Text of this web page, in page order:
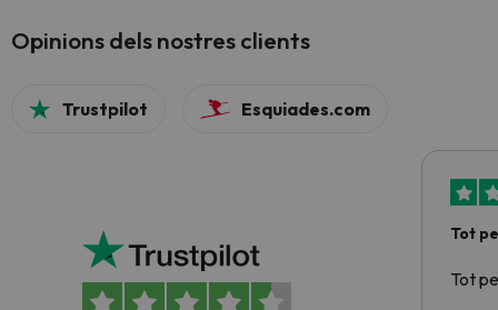
Opinions dels nostres clients
Trustpilot Esquiades.com
Tot
Tot